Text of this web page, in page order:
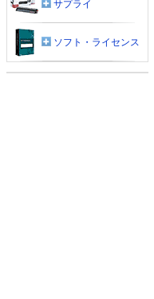
サプライ
ソフト・ライセンス